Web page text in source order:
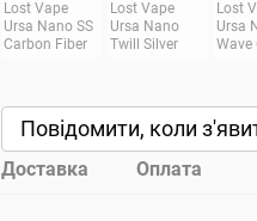
Повідомити, коли
Доставка Оплата